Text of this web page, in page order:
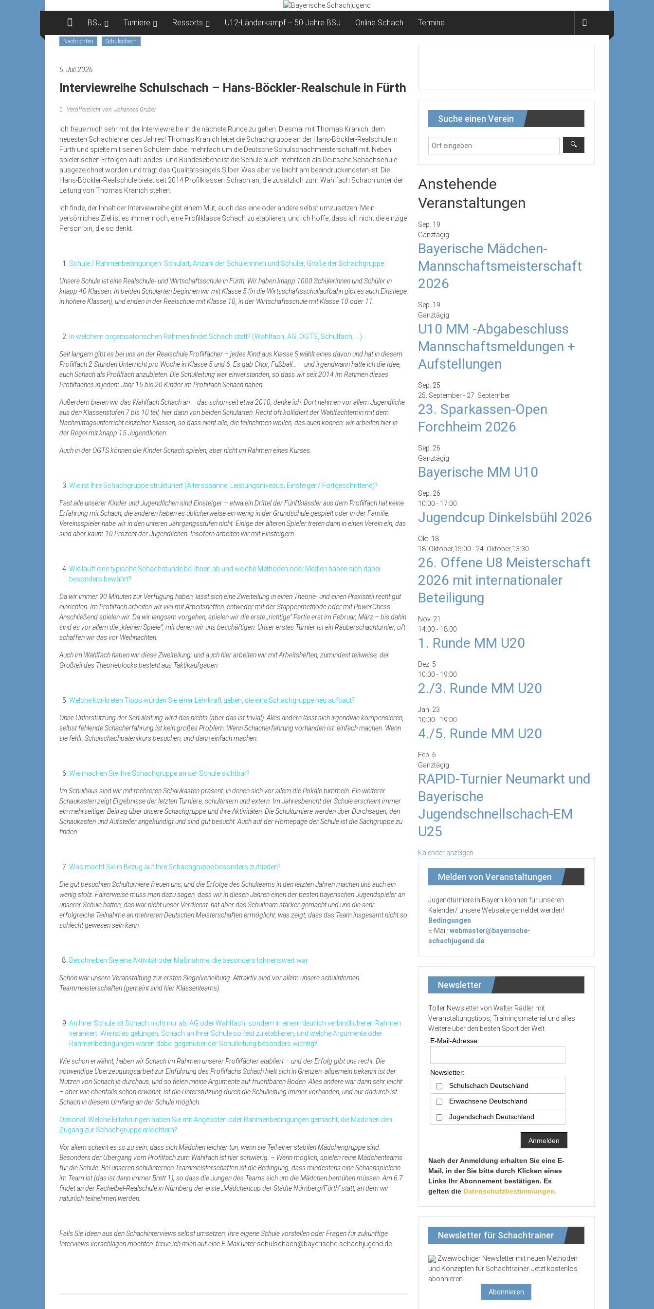
springen
BSJ Turniere Ressorts U12-Länderkampf – 50 Jahre BSJ Online Schach Termine
Nachrichten Schulschach
5. Juli 2026
Interviewreihe Schulschach – Hans-Böckler-Realschule in Fürth
Veröffentlicht von: Johannes Gruber
Ich freue mich sehr mit der Interviewreihe in die nächste Runde zu gehen. Diesmal mit Thomas Kranich, dem
neuesten Schachlehrer des Jahres! Thomas Kranich leitet die Schachgruppe an der Hans-Böckler-Realschule in
Fürth und spielte mit seinen Schülern dabei mehrfach um die Deutsche Schulschachmeisterschaft mit. Neben
spielerischen Erfolgen auf Landes- und Bundesebene ist die Schule auch mehrfach als Deutsche Schachschule
ausgezeichnet worden und trägt das Qualitätssiegels Silber. Was aber vielleicht am beeindruckendsten ist: Die
Hans-Böckler-Realschule bietet seit 2014 Profilklassen Schach an, die zusätzlich zum Wahlfach Schach unter der
Leitung von Thomas Kranich stehen.
Ich finde, der Inhalt der Interviewreihe gibt einem Mut, auch das eine oder andere selbst umzusetzen. Mein
persönliches Ziel ist es immer noch, eine Profilklasse Schach zu etablieren, und ich hoffe, dass ich nicht die einzige
Person bin, die so denkt.
Schule / Rahmenbedingungen: Schulart, Anzahl der Schülerinnen und Schüler, Größe der Schachgruppe
Unsere Schule ist eine Realschule- und Wirtschaftsschule in Fürth. Wir haben knapp 1000 Schülerinnen und Schüler in
knapp 40 Klassen. In beiden Schularten beginnen wir mit Klasse 5 (in die Wirtsschaftsschullaufbahn gibt es auch Einstiege
in höhere Klassen), und enden in der Realschule mit Klasse 10, in der Wirtschaftsschule mit Klasse 10 oder 11.
In welchem organisatorischen Rahmen findet Schach statt? (Wahlfach; AG, OGTS, Schulfach, …)
Seit langem gibt es bei uns an der Realschule Profilfächer – jedes Kind aus Klasse 5 wählt eines davon und hat in diesem
Profilfach 2 Stunden Unterricht pro Woche in Klasse 5 und 6. Es gab Chor, Fußball… – und irgendwann hatte ich die Idee,
auch Schach als Profilfach anzubieten. Die Schulleitung war einverstanden, so dass wir seit 2014 im Rahmen dieses
Profilfaches in jedem Jahr 15 bis 20 Kinder im Profilfach Schach haben.
Außerdem bieten wir das Wahlfach Schach an – das schon seit etwa 2010, denke ich. Dort nehmen vor allem Jugendliche
aus den Klassenstufen 7 bis 10 teil, hier dann von beiden Schularten. Recht oft kollidiert der Wahlfachtemin mit dem
Nachmittagsunterricht einzelner Klassen, so dass nicht alle, die teilnehmen wollen, das auch können; wir arbeiten hier in
der Regel mit knapp 15 Jugendlichen.
Auch in der OGTS können die Kinder Schach spielen, aber nicht im Rahmen eines Kurses.
Wie ist Ihre Schachgruppe strukturiert (Altersspanne; Leistungsniveaus; Einsteiger / Fortgeschrittene)?
Fast alle unserer Kinder und Jugendlichen sind Einsteiger – etwa ein Drittel der Fünftklässler aus dem Profilfach hat keine
Erfahrung mit Schach, die anderen haben es üblicherweise ein wenig in der Grundschule gespielt oder in der Familie.
Vereinsspieler habe wir in den unteren Jahrgangsstufen nicht. Einige der älteren Spieler treten dann in einen Verein ein, das
sind aber kaum 10 Prozent der Jugendlichen. Insofern arbeiten wir mit Einsteigern.
Wie läuft eine typische Schachstunde bei Ihnen ab und welche Methoden oder Medien haben sich dabei
besonders bewährt?
Da wir immer 90 Minuten zur Verfügung haben, lässt sich eine Zweiteilung in einen Theorie- und einen Praxisteil recht gut
einrichten. Im Profilfach arbeiten wir viel mit Arbeitsheften, entweder mit der Stappenmethode oder mit PowerChess.
Anschließend spielen wir. Da wir langsam vorgehen, spielen wir die erste „richtige“ Partie erst im Februar, März – bis dahin
sind es vor allem die „kleinen Spiele“, mit denen wir uns beschäftigen. Unser erstes Turnier ist ein Räuberschachturnier, oft
schaffen wir das vor Weihnachten.
Auch im Wahlfach haben wir diese Zweiteilung; und auch hier arbeiten wir mit Arbeitsheften, zumindest teilweise; der
Großteil des Theorieblocks besteht aus Taktikaufgaben.
Welche konkreten Tipps würden Sie einer Lehrkraft geben, die eine Schachgruppe neu aufbaut?
Ohne Unterstützung der Schulleitung wird das nichts (aber das ist trivial). Alles andere lässt sich irgendwie kompensieren,
selbst fehlende Schacherfahrung ist kein großes Problem. Wenn Schacherfahrung vorhanden ist: einfach machen. Wenn
sie fehlt: Schulschachpatentkurs besuchen, und dann einfach machen.
Wie machen Sie Ihre Schachgruppe an der Schule sichtbar?
Im Schulhaus sind wir mit mehreren Schaukästen präsent, in denen sich vor allem die Pokale tummeln. Ein weiterer
Schaukasten zeigt Ergebnisse der letzten Turniere, schultintern und extern. Im Jahresbericht der Schule erscheint immer
ein mehrseitiger Beitrag über unsere Schachgruppe und ihre Aktivitäten. Die Schulturniere werden über Durchsagen, den
Schaukasten und Aufsteller angekündigt und sind gut besucht. Auch auf der Homepage der Schule ist die Sachgruppe zu
finden.
Was macht Sie in Bezug auf Ihre Schachgruppe besonders zufrieden?
Die gut besuchten Schulturniere freuen uns, und die Erfolge des Schulteams in den letzten Jahren machen uns auch ein
wenig stolz. Fairerweise muss man dazu sagen, dass wir in diesen Jahren einen der besten bayerischen Jugendspieler an
unserer Schule hatten; das war nicht unser Verdienst, hat aber das Schulteam stärker gemacht und uns die sehr
erfolgreiche Teilnahme an mehreren Deutschen Meisterschaften ermöglicht, was zeigt, dass das Team insgesamt nicht so
schlecht gewesen sein kann.
Beschreiben Sie eine Aktivität oder Maßnahme, die besonders lohnenswert war.
Schön war unsere Veranstaltung zur ersten Siegelverleihung. Attraktiv sind vor allem unsere schulinternen
Teammeisterschaften (gemeint sind hier Klassenteams).
An Ihrer Schule ist Schach nicht nur als AG oder Wahlfach, sondern in einem deutlich verbindlicheren Rahmen
verankert. Wie ist es gelungen, Schach an Ihrer Schule so fest zu etablieren, und welche Argumente oder
Rahmenbedingungen waren dabei gegenüber der Schulleitung besonders wichtig?
Wie schon erwähnt, haben wir Schach im Rahmen unserer Profilfächer etabliert – und der Erfolg gibt uns recht. Die
notwendige Überzeugungsarbeit zur Einführung des Profilfachs Schach hielt sich in Grenzen; allgemein bekannt ist der
Nutzen von Schach ja durchaus, und so fielen meine Argumente auf fruchtbaren Boden. Alles andere war dann sehr leicht
– aber wie ebenfalls schon erwähnt, ist die Unterstützung durch die Schulleitung immer vorhanden, und nur dadurch ist
Schach in diesem Umfang an der Schule möglich.
Optional: Welche Erfahrungen haben Sie mit Angeboten oder Rahmenbedingungen gemacht, die Mädchen den
Zugang zur Schachgruppe erleichtern?
Vor allem scheint es so zu sein, dass sich Mädchen leichter tun, wenn sie Teil einer stabilen Mädchengruppe sind.
Besonders der Übergang vom Profilfach zum Wahlfach ist hier schwierig. – Wenn möglich, spielen reine Mädchenteams
für die Schule. Bei unseren schulinternen Teammeisterschaften ist die Bedingung, dass mindestens eine Schachspielerin
im Team ist (das ist dann immer Brett 1), so dass die Jungen des Teams sich um die Mädchen bemühen müssen. Am 6.7.
findet an der Pachelbel-Realschule in Nürnberg der erste „Mädchencup der Städte Nürnberg/Fürth“ statt, an dem wir
natürlich teilnehmen werden.
Falls Sie Ideen aus den Schachinterviews selbst umsetzen, Ihre eigene Schule vorstellen oder Fragen für zukünftige
Interviews vorschlagen möchten, freue ich mich auf eine E-Mail unter schulschach@bayerische-schachjugend.de.
Suche einen Verein
Anstehende
Veranstaltungen
Sep. 19
Ganztägig
Bayerische Mädchen-
Mannschaftsmeisterschaft
2026
Sep. 19
Ganztägig
U10 MM -Abgabeschluss
Mannschaftsmeldungen +
Aufstellungen
Sep. 25
25. September- 27. September
23. Sparkassen-Open
Forchheim 2026
Sep. 26
Ganztägig
Bayerische MM U10
Sep. 26
10:00 - 17:00
Jugendcup Dinkelsbühl 2026
Okt. 18
18. Oktober,15:00 - 24. Oktober,13:30
26. Offene U8 Meisterschaft
2026 mit internationaler
Beteiligung
Nov. 21
14:00 - 18:00
1. Runde MM U20
Dez. 5
10:00 - 19:00
2./3. Runde MM U20
Jan. 23
10:00 - 19:00
4./5. Runde MM U20
Feb. 6
Ganztägig
RAPID-Turnier Neumarkt und
Bayerische
Jugendschnellschach-EM
U25
Kalender anzeigen
Melden von Veranstaltungen
Jugendturniere in Bayern können für unseren
Kalender/ unsere Webseite gemeldet werden!
Bedingungen
E-Mail: webmaster@bayerische-
schachjugend.de
Newsletter
Toller Newsletter von Walter Rädler mit
Veranstaltungstipps, Trainingsmaterial und alles
Weitere über den besten Sport der Welt.
E-Mail-Adresse:
Newsletter:
Schulschach Deutschland
Erwachsene Deutschland
Jugendschach Deutschland
Nach der Anmeldung erhalten Sie eine E-
Mail, in der Sie bitte durch Klicken eines
Links Ihr Abonnement bestätigen. Es
gelten die Datenschutzbestimmungen.
Newsletter für Schachtrainer
Zweiwöchiger Newsletter mit neuen Methoden
und Konzepten für Schachtrainer. Jetzt kostenlos
abonnieren.
Abonnieren